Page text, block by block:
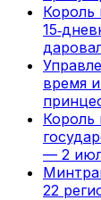
Король
время
Король
— 2
22